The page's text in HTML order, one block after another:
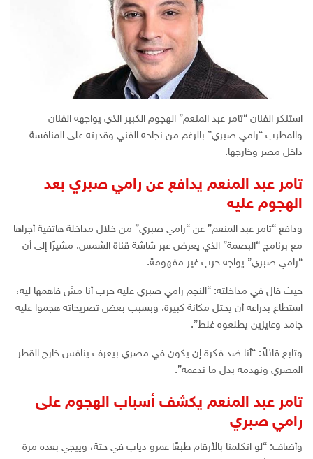
استنكر الفنان “تامر عبد المنعم” الهجوم الكبير الذي يواجهه الفنان
والمطرب “رامي صبري” بالرغم من نجاحه الفني وقدرته على المنافسة
داخل مصر وخارجها.
تامر عبد المنعم يدافع عن رامي صبري بعد
الهجوم عليه
ودافع “تامر عبد المنعم” عن “رامي صبري” من خلال مداخلة هاتفية أجراها
مع برنامج “البصمة” الذي يعرض عبر شاشة قناة الشمس. مشيرًا إلى أن
“رامي صبري” يواجه حرب غير مفهومة.
حيث قال في مداخلته: “النجم رامي صبري عليه حرب أنا مش فاهمها ليه،
استطاع بدراعه أن يحتل مكانة كبيرة. وبسبب بعض تصريحاته هجموا عليه
جامد وعايزين يطلعوه غلط”.
وتابع قائلاً: “أنا ضد فكرة إن يكون في مصري بيعرف ينافس خارج القطر
المصري ونهدمه بدل ما ندعمه”.
تامر عبد المنعم يكشف أسباب الهجوم على
رامي صبري
وأضاف: “لو اتكلمنا بالأرقام طبعًا عمرو دياب في حتة، وييجي بعده مرة